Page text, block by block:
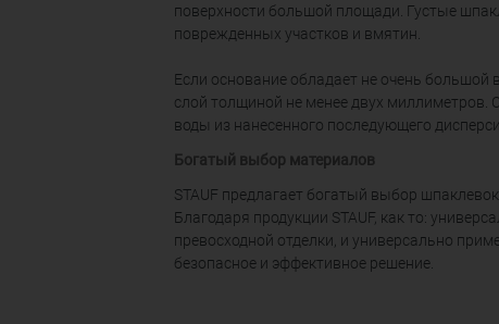
поверхности большой площади. Густые
поврежденных участков и вмятин.
Если основание обладает не очень
слой толщиной не менее двух
воды из нанесенного последующего
Богатый выбор материалов
STAUF предлагает богатый выбор
Благодаря продукции STAUF, как то:
превосходной отделки, и универсально
безопасное и эффективное решение.